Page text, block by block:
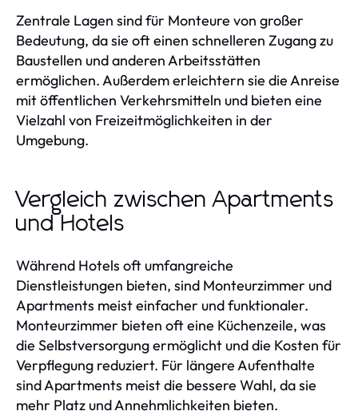
Zentrale Lagen sind für Monteure von großer
Bedeutung, da sie oft einen schnelleren Zugang zu
Baustellen und anderen Arbeitsstätten
ermöglichen. Außerdem erleichtern sie die Anreise
mit öffentlichen Verkehrsmitteln und bieten eine
Vielzahl von Freizeitmöglichkeiten in der
Umgebung.
Vergleich zwischen Apartments
und Hotels
Während Hotels oft umfangreiche
Dienstleistungen bieten, sind Monteurzimmer und
Apartments meist einfacher und funktionaler.
Monteurzimmer bieten oft eine Küchenzeile, was
die Selbstversorgung ermöglicht und die Kosten für
Verpflegung reduziert. Für längere Aufenthalte
sind Apartments meist die bessere Wahl, da sie
mehr Platz und Annehmlichkeiten bieten.